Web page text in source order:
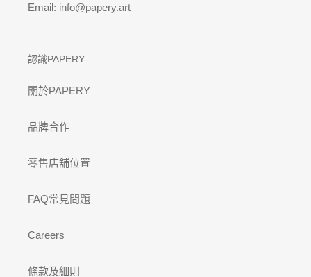
Email: info@papery.art
認識PAPERY
關於PAPERY
品牌合作
零售店舖位置
FAQ常見問題
Careers
條款及細則